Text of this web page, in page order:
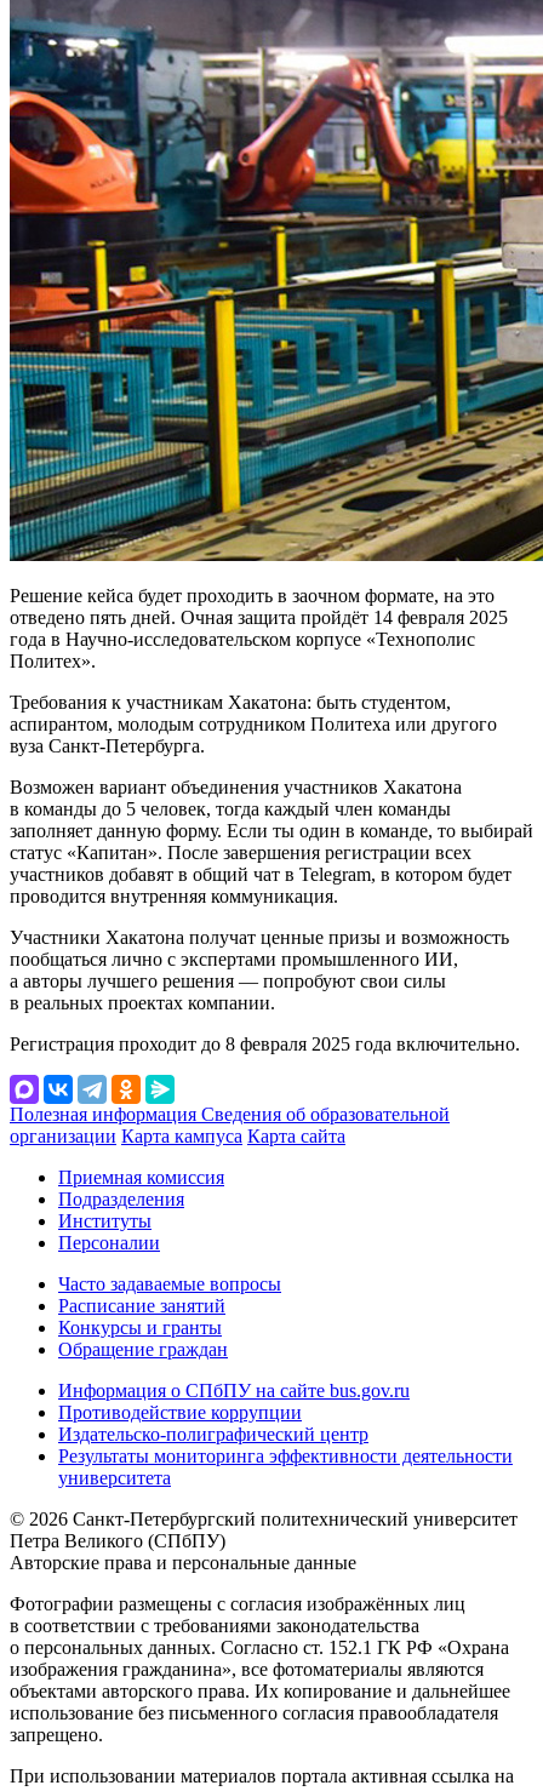
Решение кейса будет проходить в заочном формате, на это
отведено пять дней. Очная защита пройдёт 14 февраля 2025
года в Научно-исследовательском корпусе «Технополис
Политех».
Требования к участникам Хакатона: быть студентом,
аспирантом, молодым сотрудником Политеха или другого
вуза Санкт-Петербурга.
Возможен вариант объединения участников Хакатона
в команды до 5 человек, тогда каждый член команды
заполняет данную форму. Если ты один в команде, то выбирай
статус «Капитан». После завершения регистрации всех
участников добавят в общий чат в Telegram, в котором будет
проводится внутренняя коммуникация.
Участники Хакатона получат ценные призы и возможность
пообщаться лично с экспертами промышленного ИИ,
а авторы лучшего решения — попробуют свои силы
в реальных проектах компании.
Регистрация проходит до 8 февраля 2025 года включительно.
Полезная информация Сведения об образовательной
организации Карта кампуса Карта сайта
Приемная комиссия
Подразделения
Институты
Персоналии
Часто задаваемые вопросы
Расписание занятий
Конкурсы и гранты
Обращение граждан
Информация о СПбПУ на сайте bus.gov.ru
Противодействие коррупции
Издательско-полиграфический центр
Результаты мониторинга эффективности деятельности
университета
© 2026 Санкт-Петербургский политехнический университет
Петра Великого (СПбПУ)
Авторские права и персональные данные
Фотографии размещены с согласия изображённых лиц
в соответствии с требованиями законодательства
о персональных данных. Согласно ст. 152.1 ГК РФ «Охрана
изображения гражданина», все фотоматериалы являются
объектами авторского права. Их копирование и дальнейшее
использование без письменного согласия правообладателя
запрещено.
При использовании материалов портала активная ссылка на